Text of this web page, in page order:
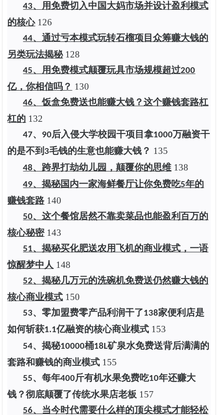
43、用免费切入中国大妈市场并设计盈利模式
的核心 1 26
44、通过亏本模式玩转石榴项目众筹赚大钱的
另类玩法揭秘 1 28
45、用免费模式颠覆玩具市场规模超过200
亿，你相信吗？ 1 30
46、饭盒免费送也能赚大钱？这个赚钱套路杠
杠的 1 32
47、 90后入侵大学校园干项目拿1000万融资干
的是不到 3毛钱的生意也能赚大钱？ 1 35
48、跨界打劫幼儿园，颠覆你的思维 1 38
49、揭秘国内一家海鲜餐厅让你免费吃5年的
赚钱套路 140
50、这个餐馆居然不靠卖菜品也能盈利百万的
核心秘密 143
51、揭秘买化肥送农用飞机的商业模式，一语
惊醒梦中人 148
52、揭秘几万元的洗碗机免费送仍然赚大钱的
核心商业模式 1 50
53、零加盟费零产品利润干了138家便利店是
如何斩获1.1亿融资的核心商业模式 1 53
54、揭秘10000桶18L矿泉水免费送背后满满的
套路和赚钱的商业模式 1 55
55、每年400斤有机水果免费吃10年还赚大
钱？彻底颠覆了传统水果店老板 1 57
56、当今时代需要什么样的顶尖模式才能轻松